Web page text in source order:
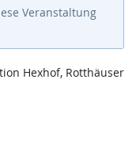
Veranstaltung
Hexhof, Rotthäuser